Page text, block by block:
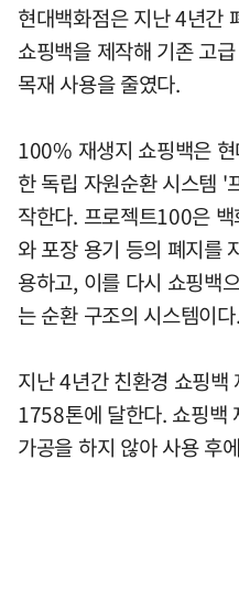
현대백화점은 지난 4년간
쇼핑백을 제작해 기존 고
목재 사용을 줄였다.
100% 재생지 쇼핑백은
한 독립 자원순환 시스템
작한다. 프로젝트100은
와 포장 용기 등의 폐지를
용하고, 이를 다시 쇼핑백
는 순환 구조의 시스템이다.
지난 4년간 친환경 쇼핑백
1758톤에 달한다. 쇼핑백
가공을 하지 않아 사용 후